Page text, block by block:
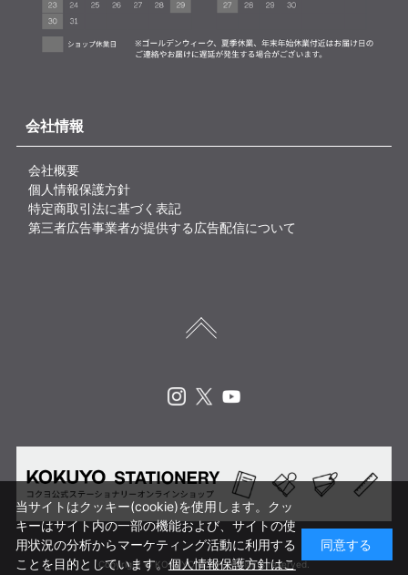
会社情報
会社概要
個人情報保護方針
特定商取引法に基づく表記
第三者広告事業者が提供する広告配信について
Copyright © KOKUYO CORP. All rights reserved.
当サイトはクッキー(cookie)を使用します。クッ
キーはサイト内の一部の機能および、サイトの使
用状況の分析からマーケティング活動に利用する
ことを目的としています。個人情報保護方針はこ
同意する